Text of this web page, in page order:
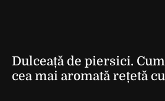
Dulceață de piersici.
cea mai aromată rețetă